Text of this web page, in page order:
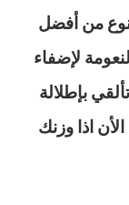
من أفضل
لإضفاء
بإطلالة
اذا وزنك